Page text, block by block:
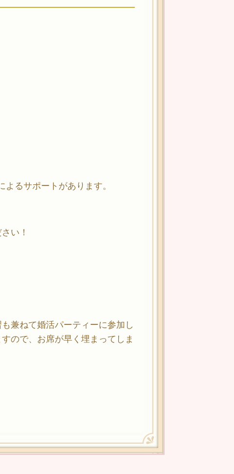
るサポートがあります。
い！
兼ねて婚活パーティーに参加し
ので、お席が早く埋まってしま